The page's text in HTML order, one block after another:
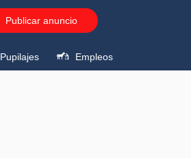
Publicar anuncio
Pupilajes Empleos